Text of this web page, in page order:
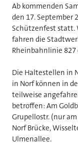
Ab kommenden
den 17. September
Schützenfest statt.
fahren die
Rheinbahnlinie
Die Haltestellen in
in Norf können in
teilweise
betroffen: Am
Grupellostr. (nur
Norf Brücke,
Ulmenallee.